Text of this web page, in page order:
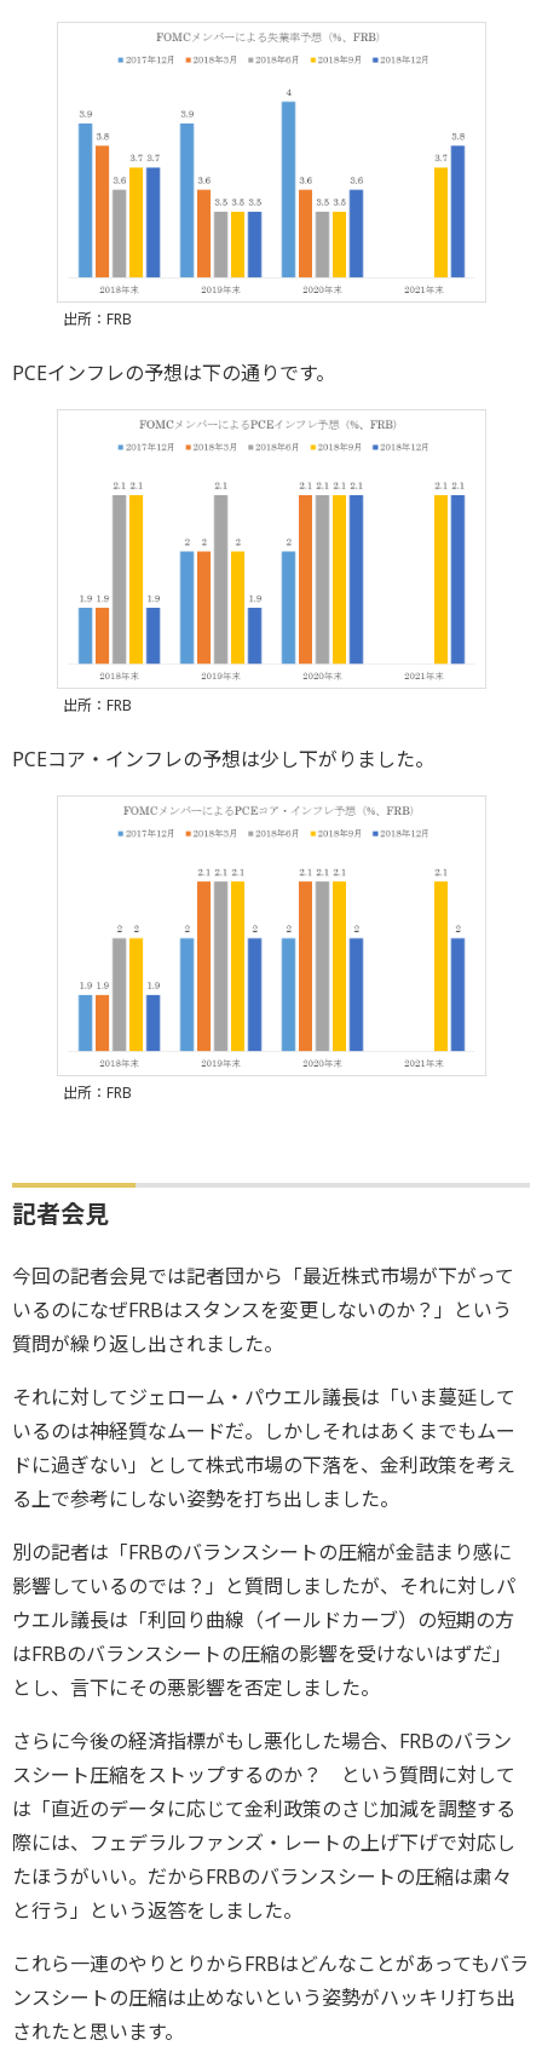
出所：FRB
PCEインフレの予想は下の通りです。
出所：FRB
PCEコア・インフレの予想は少し下がりました。
出所：FRB
記者会見
今回の記者会見では記者団から「最近株式市場が下がって
いるのになぜFRBはスタンスを変更しないのか？」という
質問が繰り返し出されました。
それに対してジェローム・パウエル議長は「いま蔓延して
いるのは神経質なムードだ。しかしそれはあくまでもムー
ドに過ぎない」として株式市場の下落を、金利政策を考え
る上で参考にしない姿勢を打ち出しました。
別の記者は「FRBのバランスシートの圧縮が金詰まり感に
影響しているのでは？」と質問しましたが、それに対しパ
ウエル議長は「利回り曲線（イールドカーブ）の短期の方
はFRBのバランスシートの圧縮の影響を受けないはずだ」
とし、言下にその悪影響を否定しました。
さらに今後の経済指標がもし悪化した場合、FRBのバラン
スシート圧縮をストップするのか？ という質問に対して
は「直近のデータに応じて金利政策のさじ加減を調整する
際には、フェデラルファンズ・レートの上げ下げで対応し
たほうがいい。だからFRBのバランスシートの圧縮は粛々
と行う」という返答をしました。
これら一連のやりとりからFRBはどんなことがあってもバラ
ンスシートの圧縮は止めないという姿勢がハッキリ打ち出
されたと思います。